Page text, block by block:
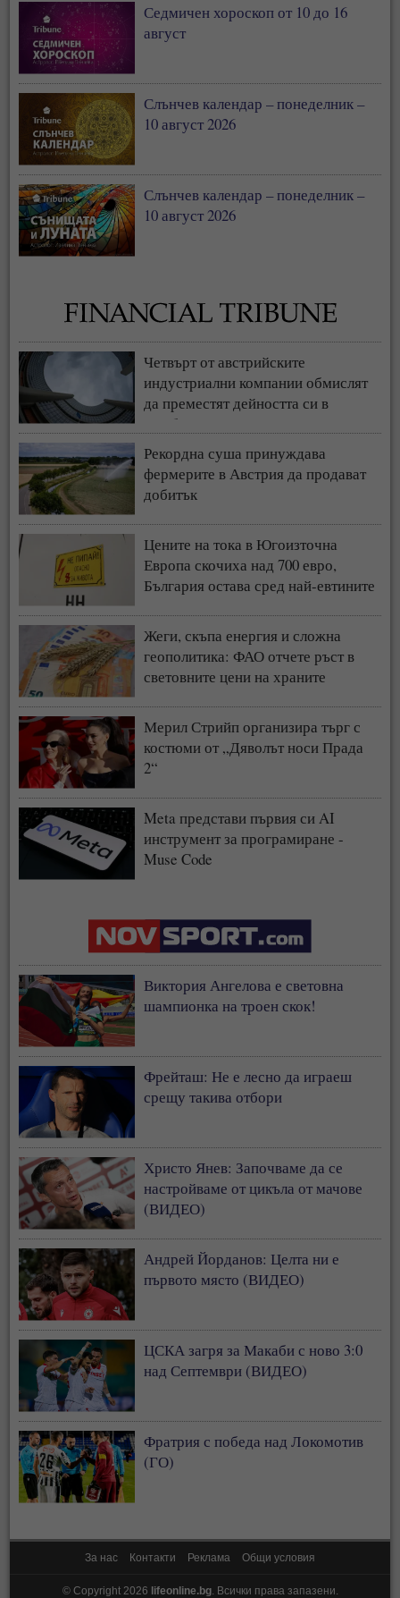
Седмичен хороскоп от 10 до 16
август
Слънчев календар – понеделник –
10 август 2026
Слънчев календар – понеделник –
10 август 2026
Четвърт от австрийските
индустриални компании обмислят
да преместят дейността си в
чужбина
Рекордна суша принуждава
фермерите в Австрия да продават
добитък
Цените на тока в Югоизточна
Европа скочиха над 700 евро,
България остава сред най-евтините
Жеги, скъпа енергия и сложна
геополитика: ФАО отчете ръст в
световните цени на храните
Мерил Стрийп организира търг с
костюми от „Дяволът носи Прада
2“
Meta представи първия си AI
инструмент за програмиране -
Muse Code
Виктория Ангелова е световна
шампионка на троен скок!
Фрейташ: Не е лесно да играеш
срещу такива отбори
Христо Янев: Започваме да се
настройваме от цикъла от мачове
(ВИДЕО)
Андрей Йорданов: Целта ни е
първото място (ВИДЕО)
ЦСКА загря за Макаби с ново 3:0
над Септември (ВИДЕО)
Фратрия с победа над Локомотив
(ГО)
За нас Контакти Реклама Общи условия
© Copyright 2026 lifeonline.bg. Всички права запазени.